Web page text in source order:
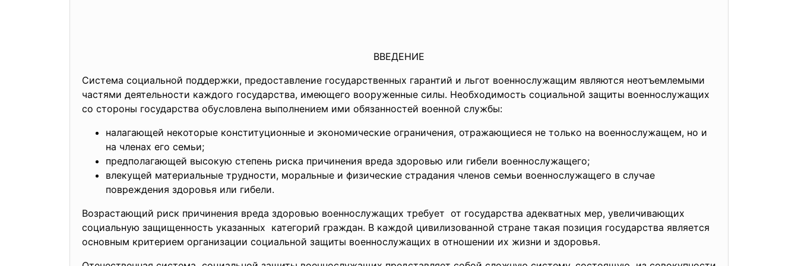
ВВЕДЕНИЕ
Система социальной поддержки, предоставление государственных гарантий и льгот военнослужащим являются неотъемлемыми
частями деятельности каждого государства, имеющего вооруженные силы. Необходимость социальной защиты военнослужащих
со стороны государства обусловлена выполнением ими обязанностей военной службы:
налагающей некоторые конституционные и экономические ограничения, отражающиеся не только на военнослужащем, но и
на членах его семьи;
предполагающей высокую степень риска причинения вреда здоровью или гибели военнослужащего;
влекущей материальные трудности, моральные и физические страдания членов семьи военнослужащего в случае
повреждения здоровья или гибели.
Возрастающий риск причинения вреда здоровью военнослужащих требует от государства адекватных мер, увеличивающих
социальную защищенность указанных категорий граждан. В каждой цивилизованной стране такая позиция государства является
основным критерием организации социальной защиты военнослужащих в отношении их жизни и здоровья.